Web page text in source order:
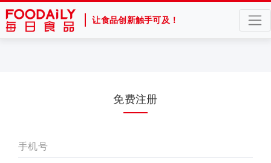
让食品创新触手可及！
免费注册
手机号